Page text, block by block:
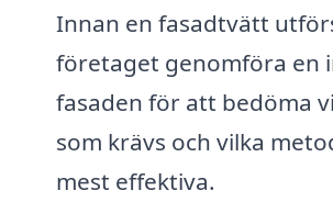
Innan en fasadtvätt
företaget genomföra en
fasaden för att bedöma
som krävs och vilka
mest effektiva.